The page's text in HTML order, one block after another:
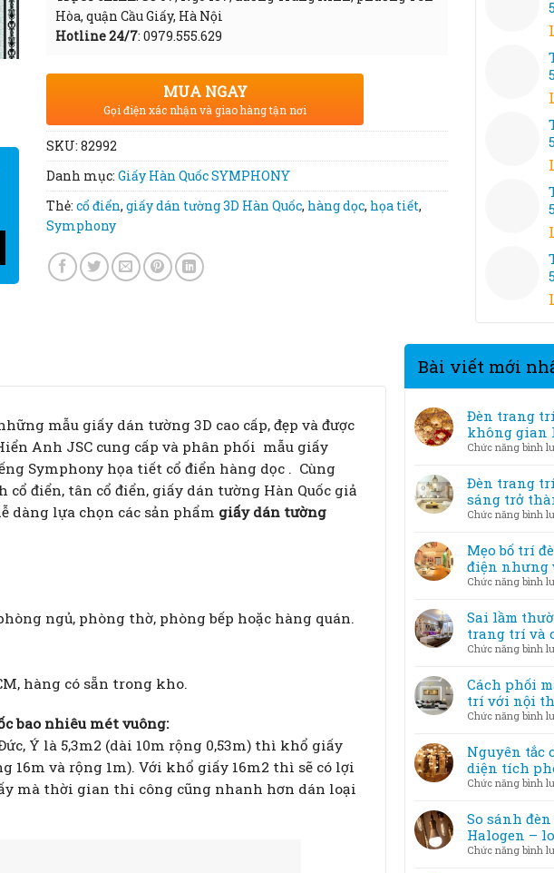
Hòa, quận Cầu Giấy, Hà Nội
Hotline 24/7: 0979.555.629
MUA NGAY
Gọi điện xác nhận và giao hàng tận nơi
SKU: 82992
Danh mục: Giấy Hàn Quốc SYMPHONY
Thẻ: cổ điển, giấy dán tường 3D Hàn Quốc, hàng dọc, họa tiết,
Symphony
mẫu giấy dán tường 3D cao cấp, đẹp và được
Anh JSC cung cấp và phân phối mẫu giấy
Symphony họa tiết cổ điển hàng dọc . Cùng
cổ điển, tân cổ điển, giấy dán tường Hàn Quốc giả
dàng lựa chọn các sản phẩm giấy dán tường
ngủ, phòng thờ, phòng bếp hoặc hàng quán.
hàng có sẵn trong kho.
bao nhiêu mét vuông:
Ý là 5,3m2 (dài 10m rộng 0,53m) thì khổ giấy
16m và rộng 1m). Với khổ giấy 16m2 thì sẽ có lợi
mà thời gian thi công cũng nhanh hơn dán loại
Bài viết mới
Đèn trang
không
Chức năng bình
Đèn trang
sáng trở
Chức năng bình
Mẹo bố trí
điện nhưng
Chức năng bình
Sai lầm
trang trí và
Chức năng bình
Cách phối
trí với nội
Chức năng bình
Nguyên tắc
diện tích
Chức năng bình
So sánh
Halogen –
Chức năng bình